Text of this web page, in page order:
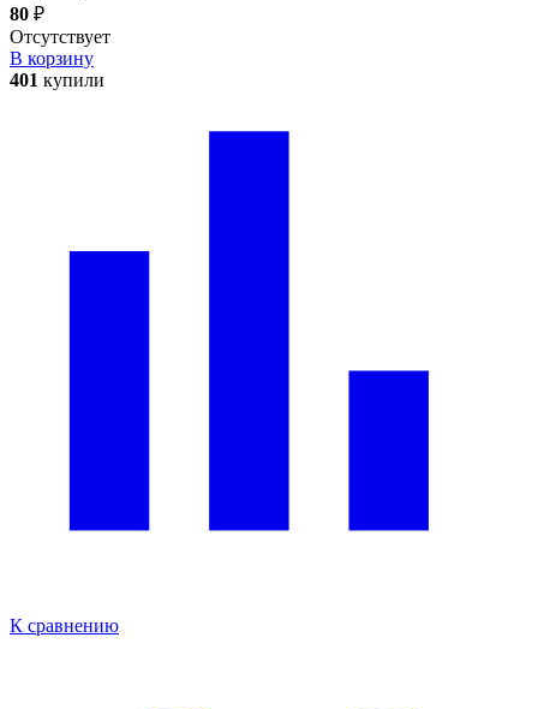
80 ₽
Отсутствует
В корзину
401 купили
К сравнению